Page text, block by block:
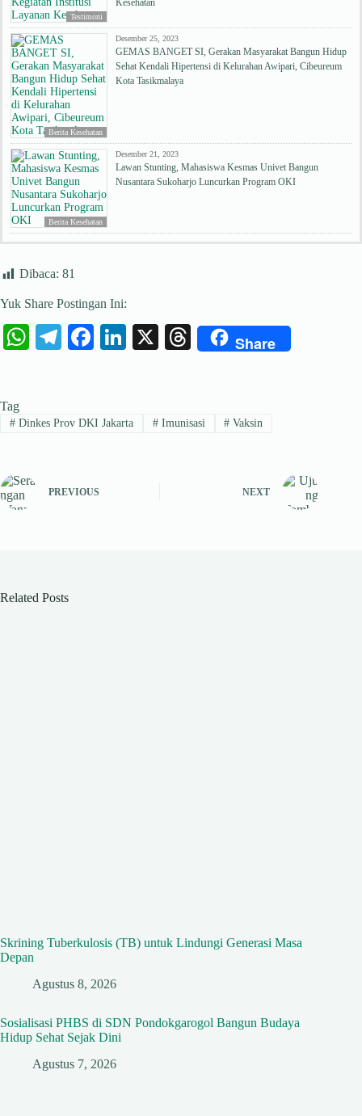
Testimoni
Kesehatan
Berita Kesehatan
Desember 25, 2023
GEMAS BANGET SI, Gerakan Masyarakat Bangun Hidup
Sehat Kendali Hipertensi di Kelurahan Awipari, Cibeureum
Kota Tasikmalaya
Berita Kesehatan
Desember 21, 2023
Lawan Stunting, Mahasiswa Kesmas Univet Bangun
Nusantara Sukoharjo Luncurkan Program OKI
Dibaca: 81
Yuk Share Postingan Ini:
W
A
Te
a
Fa
ok
Li
In
X
T
ds
Share
Tag
#Dinkes Prov DKI Jakarta #Imunisasi # Vaksin
PREVIOUS NEXT
Related Posts
Skrining Tuberkulosis (TB) untuk Lindungi Generasi Masa
Depan
Agustus 8, 2026
Sosialisasi PHBS di SDN Pondokgarogol Bangun Budaya
Hidup Sehat Sejak Dini
Agustus 7, 2026